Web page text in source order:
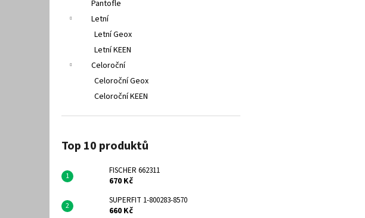
Pantofle
Letní
Letní Geox
Letní KEEN
Celoroční
Celoroční Geox
Celoroční KEEN
Top 10 produktů
FISCHER 662311
670 Kč
SUPERFIT 1-800283-8570
660 Kč